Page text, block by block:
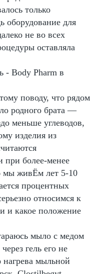
только
оборудование для
не во всех
оставляла
- Body Pharm в
поводу, что рядом
родного брата —
меньше углеводов,
изделия из
при более-менее
мы живЁм лет 5-10
процентных
относимся к
и какое положение
мыло с медом
гель его не
мыльной